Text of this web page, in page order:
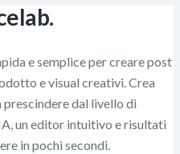
e semplice per creare post
e visual creativi. Crea
dal livello di
un editor intuitivo e risultati
in pochi secondi.